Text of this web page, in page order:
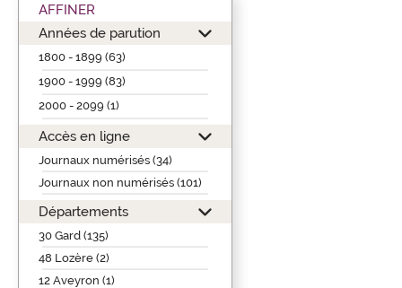
AFFINER
Années de parution
1800 - 1899 (63)
1900 - 1999 (83)
2000 - 2099 (1)
Accès en ligne
Journaux numérisés (34)
Journaux non numérisés (101)
Départements
30 Gard (135)
48 Lozère (2)
12 Aveyron (1)